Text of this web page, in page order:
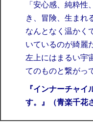
「安心感、純粋
き、冒険、生まれ
なんとなく温かく
いているのが綺麗
左上にはまるい宇
てのものと繋がっ
『インナーチャ
す。』（青楽千